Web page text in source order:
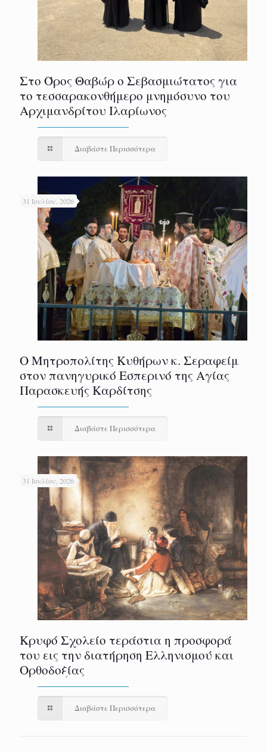
Στο Όρος Θαβώρ ο Σεβασμιώτατος για
το τεσσαρακονθήμερο μνημόσυνο του
Αρχιμανδρίτου Ιλαρίωνος
Διαβάστε Περισσότερα
31 Ιουλίου, 2026
Ο Μητροπολίτης Κυθήρων κ. Σεραφείμ
στον πανηγυρικό Εσπερινό της Αγίας
Παρασκευής Καρδίτσης
Διαβάστε Περισσότερα
31 Ιουλίου, 2026
Κρυφό Σχολείο τεράστια η προσφορά
του εις την διατήρηση Ελληνισμού και
Ορθοδοξίας
Διαβάστε Περισσότερα